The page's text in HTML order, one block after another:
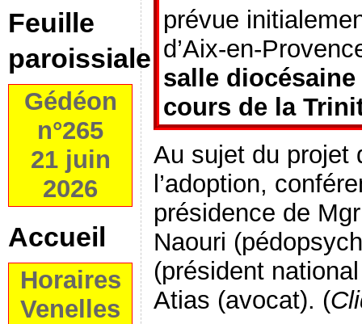
Feuille
paroissiale
Gédéon
n°265
21 juin
2026
Accueil
Horaires
Venelles
prévue
d’Aix-en-
salle diocésaine
cours de la
Au sujet du projet
l’adoption,
présidence de
Naouri
(président
Atias (avocat). (